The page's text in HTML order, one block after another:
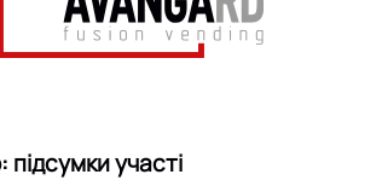
участі